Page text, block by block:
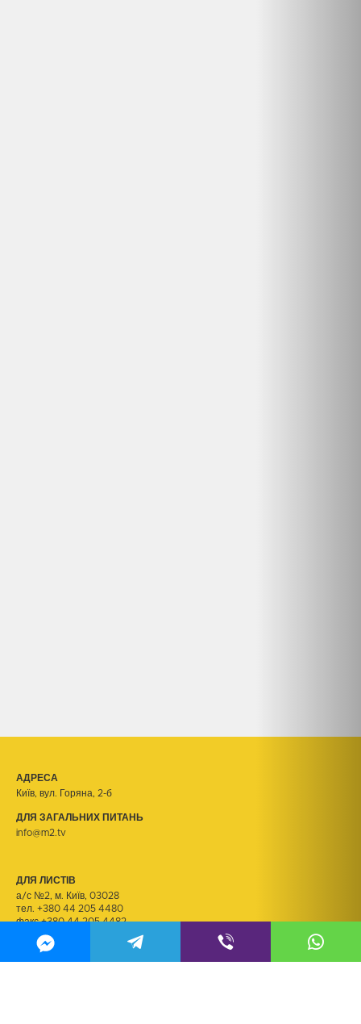
АДРЕСА
Київ, вул. Горяна, 2-б
ДЛЯ ЗАГАЛЬНИХ ПИТАНЬ
info@m2.tv
ДЛЯ ЛИСТІВ
а/с №2, м. Київ, 03028
тел. +380 44 205 4480
факс +380 44 205 4482
ДЛЯ РЕЗЮМЕ
kadry@m2.tv